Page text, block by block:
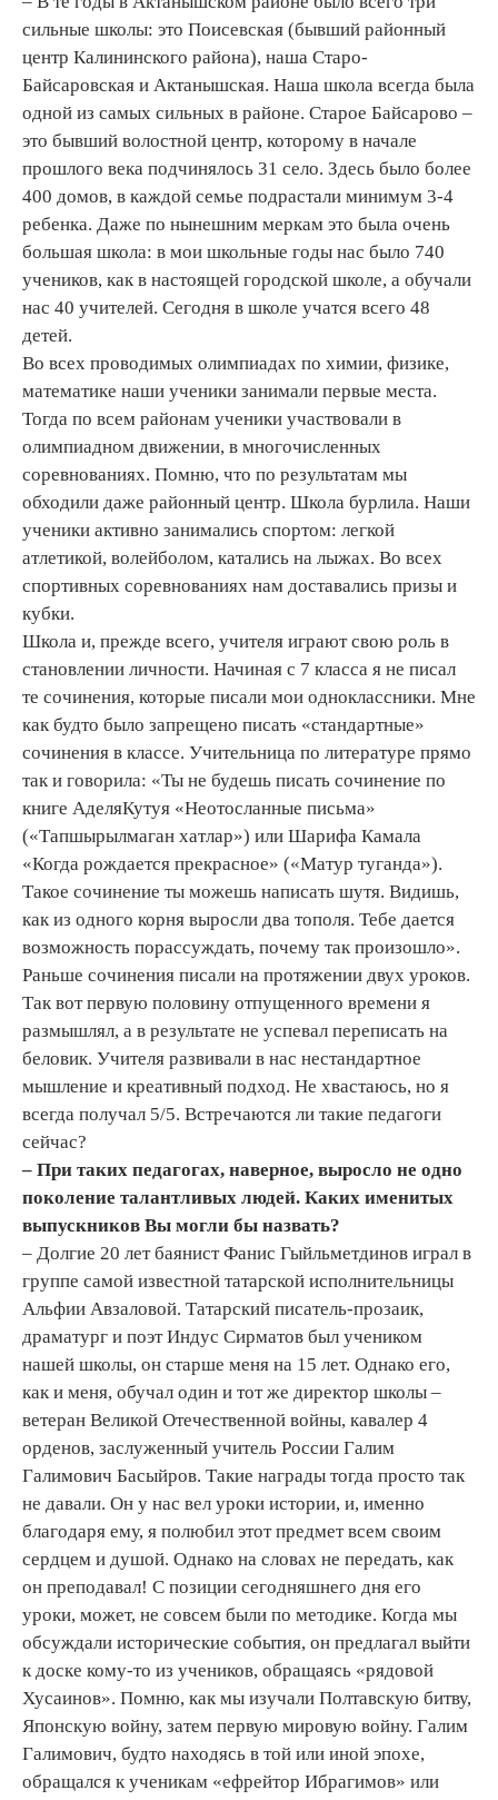
сильные школы: это Поисевская (бывший районный
центр Калининского района), наша Старо-
Байсаровская и Актанышская. Наша школа всегда была
одной из самых сильных в районе. Старое Байсарово –
это бывший волостной центр, которому в начале
прошлого века подчинялось 31 село. Здесь было более
400 домов, в каждой семье подрастали минимум 3-4
ребенка. Даже по нынешним меркам это была очень
большая школа: в мои школьные годы нас было 740
учеников, как в настоящей городской школе, а обучали
нас 40 учителей. Сегодня в школе учатся всего 48
детей.
Во всех проводимых олимпиадах по химии, физике,
математике наши ученики занимали первые места.
Тогда по всем районам ученики участвовали в
олимпиадном движении, в многочисленных
соревнованиях. Помню, что по результатам мы
обходили даже районный центр. Школа бурлила. Наши
ученики активно занимались спортом: легкой
атлетикой, волейболом, катались на лыжах. Во всех
спортивных соревнованиях нам доставались призы и
кубки.
Школа и, прежде всего, учителя играют свою роль в
становлении личности. Начиная с 7 класса я не писал
те сочинения, которые писали мои одноклассники. Мне
как будто было запрещено писать «стандартные»
сочинения в классе. Учительница по литературе прямо
так и говорила: «Ты не будешь писать сочинение по
книге АделяКутуя «Неотосланные письма»
(«Тапшырылмаган хатлар») или Шарифа Камала
«Когда рождается прекрасное» («Матур туганда»).
Такое сочинение ты можешь написать шутя. Видишь,
как из одного корня выросли два тополя. Тебе дается
возможность порассуждать, почему так произошло».
Раньше сочинения писали на протяжении двух уроков.
Так вот первую половину отпущенного времени я
размышлял, а в результате не успевал переписать на
беловик. Учителя развивали в нас нестандартное
мышление и креативный подход. Не хвастаюсь, но я
всегда получал 5/5. Встречаются ли такие педагоги
сейчас?
– При таких педагогах, наверное, выросло не одно
поколение талантливых людей. Каких именитых
выпускников Вы могли бы назвать?
– Долгие 20 лет баянист Фанис Гыйльметдинов играл в
группе самой известной татарской исполнительницы
Альфии Авзаловой. Татарский писатель-прозаик,
драматург и поэт Индус Сирматов был учеником
нашей школы, он старше меня на 15 лет. Однако его,
как и меня, обучал один и тот же директор школы –
ветеран Великой Отечественной войны, кавалер 4
орденов, заслуженный учитель России Галим
Галимович Басыйров. Такие награды тогда просто так
не давали. Он у нас вел уроки истории, и, именно
благодаря ему, я полюбил этот предмет всем своим
сердцем и душой. Однако на словах не передать, как
он преподавал! С позиции сегодняшнего дня его
уроки, может, не совсем были по методике. Когда мы
обсуждали исторические события, он предлагал выйти
к доске кому-то из учеников, обращаясь «рядовой
Хусаинов». Помню, как мы изучали Полтавскую битву,
Японскую войну, затем первую мировую войну. Галим
Галимович, будто находясь в той или иной эпохе,
обращался к ученикам «ефрейтор Ибрагимов» или